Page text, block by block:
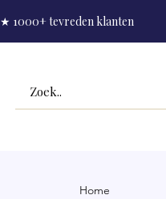
★ 1000+ tevreden klanten
Home